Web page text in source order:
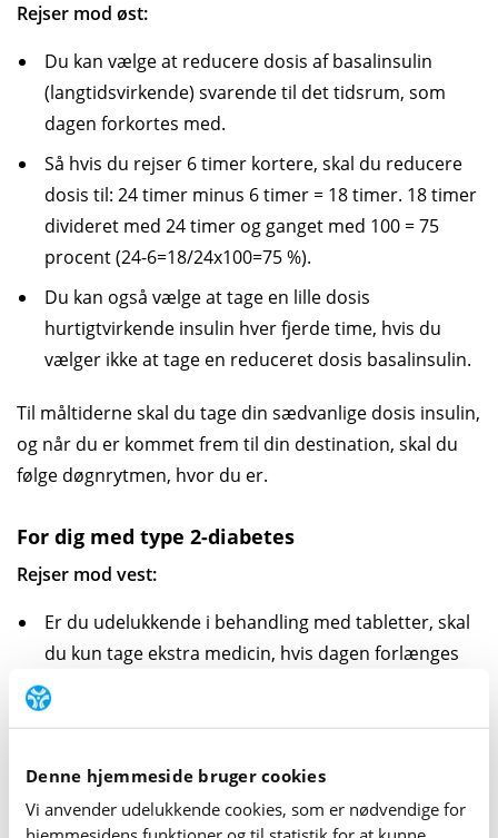
Denne hjemmeside bruger cookies
Vi anvender udelukkende cookies, som er nødvendige for
Rejser mod øst:
Du kan vælge at reducere dosis af basalinsulin
(langtidsvirkende) svarende til det tidsrum, som
dagen forkortes med.
Så hvis du rejser 6 timer kortere, skal du reducere
dosis til: 24 timer minus 6 timer = 18 timer. 18 timer
divideret med 24 timer og ganget med 100 = 75
procent (24-6=18/24x100=75 %).
Du kan også vælge at tage en lille dosis
hurtigtvirkende insulin hver fjerde time, hvis du
vælger ikke at tage en reduceret dosis basalinsulin.
Til måltiderne skal du tage din sædvanlige dosis insulin,
og når du er kommet frem til din destination, skal du
følge døgnrytmen, hvor du er.
For dig med type 2-diabetes
Rejser mod vest:
Er du udelukkende i behandling med tabletter, skal
du kun tage ekstra medicin, hvis dagen forlænges
med mere end 6 timer.
Er du i insulinbehandling, skal du have en lille dosis
medmindre du vælger at tage en lidt større dosis
langsomtvirkende insulin inden afrejsen. Den øgede